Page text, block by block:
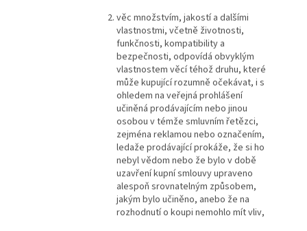
věc množstvím, jakostí a dalšími
vlastnostmi, včetně životnosti,
funkčnosti, kompatibility a
bezpečnosti, odpovídá obvyklým
vlastnostem věcí téhož druhu, které
může kupující rozumně očekávat, i s
ohledem na veřejná prohlášení
učiněná prodávajícím nebo jinou
osobou v témže smluvním řetězci,
zejména reklamou nebo označením,
ledaže prodávající prokáže, že si ho
nebyl vědom nebo že bylo v době
uzavření kupní smlouvy upraveno
alespoň srovnatelným způsobem,
jakým bylo učiněno, anebo že na
rozhodnutí o koupi nemohlo mít vliv,